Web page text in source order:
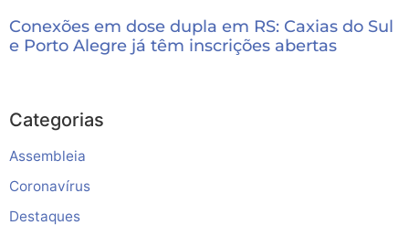
Conexões em dose dupla em RS: Caxias do Sul
e Porto Alegre já têm inscrições abertas
Categorias
Assembleia
Coronavírus
Destaques